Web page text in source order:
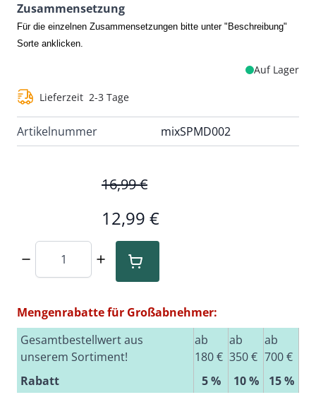
Zusammensetzung
Für die einzelnen Zusammensetzungen bitte unter "Beschreibung"
Sorte anklicken.
Auf Lager
Lieferzeit 2-3 Tage
Artikelnummer mixSPMD002
16,99 €
12,99 €
Menge
Mengenrabatte für Großabnehmer:
Gesamtbestellwert aus
unserem Sortiment!
ab
180 €
ab
350 €
ab
700 €
Rabatt
5 % 10 % 15 %